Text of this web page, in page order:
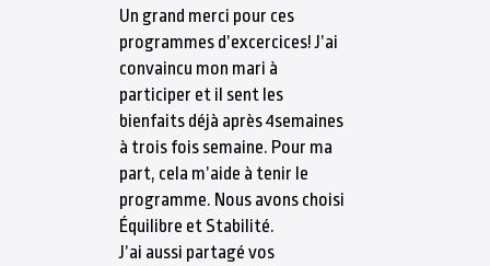
Un grand merci pour ces
programmes d’excercices! J’ai
convaincu mon mari à
participer et il sent les
bienfaits déjà après 4semaines
à trois fois semaine. Pour ma
part, cela m’aide à tenir le
programme. Nous avons choisi
Équilibre et Stabilité.
J’ai aussi partagé vos